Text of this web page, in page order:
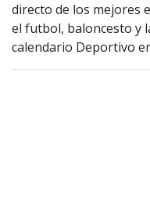
directo de los mejores
el futbol, baloncesto y
calendario Deportivo